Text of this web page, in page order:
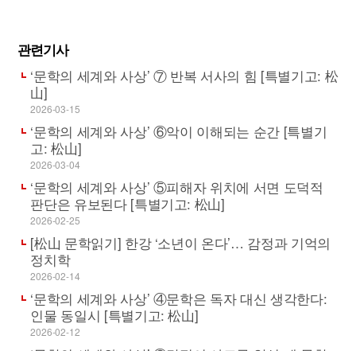
관련기사
‘문학의 세계와 사상’ ⑦ 반복 서사의 힘 [특별기고: 松
山]
2026-03-15
‘문학의 세계와 사상’ ⑥악이 이해되는 순간 [특별기
고: 松山]
2026-03-04
‘문학의 세계와 사상’ ⑤피해자 위치에 서면 도덕적
판단은 유보된다 [특별기고: 松山]
2026-02-25
[松山 문학읽기] 한강 ‘소년이 온다’… 감정과 기억의
정치학
2026-02-14
‘문학의 세계와 사상’ ④문학은 독자 대신 생각한다:
인물 동일시 [특별기고: 松山]
2026-02-12